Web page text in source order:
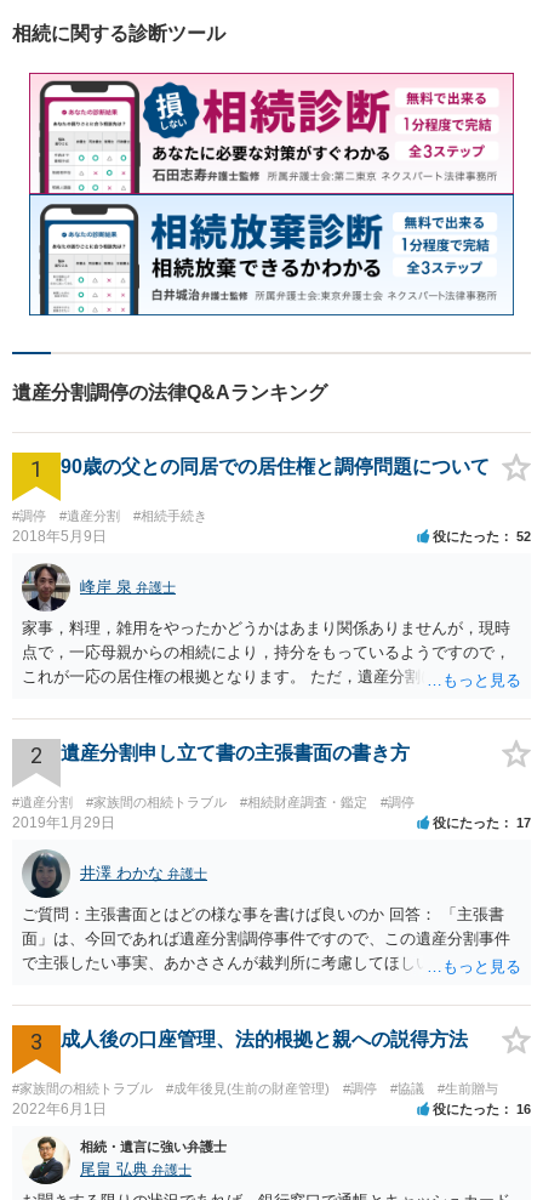
続、交通事故、借金、労働、
刑事事件など
相続に関する診断ツール
遺産分割調停の法律Q&Aランキング
1 90歳の父との同居での居住権と調停問題について
#調停 #遺産分割 #相続手続き
2018年5月9日 役にたった 52
峰岸 泉 弁護士
家事，料理，雑用をやったかどうかはあまり関係ありませんが，現時
点で，一応母親からの相続により，持分をもっているようですので，
これが一応の居住権の根拠となります。 ただ，遺産分割により，母の
2 遺産分割申し立て書の主張書面の書き方
#遺産分割 #家族間の相続トラブル #相続財産調査・鑑定 #調停
2019年1月29日 役にたった 17
井澤 わかな 弁護士
ご質問：主張書面とはどの様な事を書けば良いのか 回答： 「主張書
面」は、今回であれば遺産分割調停事件ですので、この遺産分割事件
で主張したい事実、あかささんが裁判所に考慮してほしいと思う、亡
ります。 もし、主張したい事実や考慮してほしい事情に関連して
資料を持っているようであれば、主張書面とは別で提出できます。も
し、お姉さんに見られたくないような資料がある場合、「非開示の希
望に関する申出書」と共に提出することも考えられます。 ご質問：書
いた方が良い事と書かない方が良い事 回答： お姉さんが申立書の「申
立ての趣旨」のところに書いている遺産の分け方に対して意見があれ
ば、まずそれを書くとよいです。 次に「申立ての理由」のところに、
なぜ調停を申し立てたのか(例えば、あかささんと話合いが出来ない／
3 成人後の口座管理、法的根拠と親への説得方法
#家族間の相続トラブル #成年後見(生前の財産管理) #調停 #協議 #生前贈与
2022年6月1日 役にたった 16
相続・遺言に強い弁護士
尾畠 弘典 弁護士